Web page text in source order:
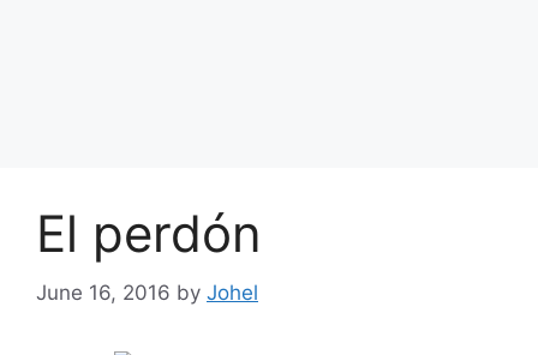
El perdón
June 16, 2016 by Johel